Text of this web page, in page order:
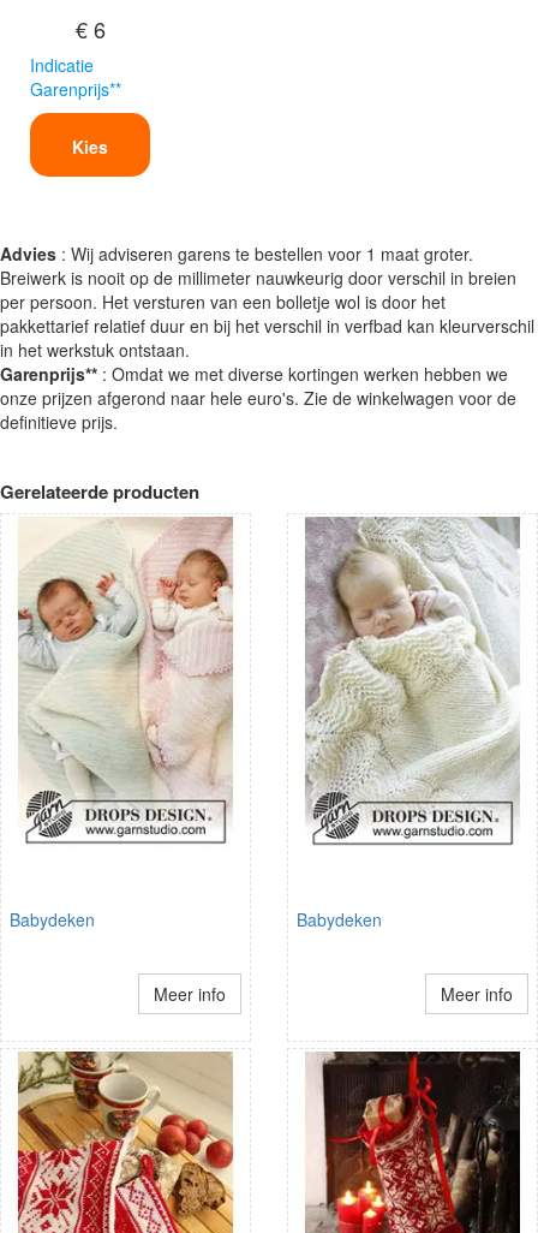
€ 6
Indicatie
Garenprijs**
Kies
Advies : Wij adviseren garens te bestellen voor 1 maat groter.
Breiwerk is nooit op de millimeter nauwkeurig door verschil in breien
per persoon. Het versturen van een bolletje wol is door het
pakkettarief relatief duur en bij het verschil in verfbad kan kleurverschil
in het werkstuk ontstaan.
Garenprijs** : Omdat we met diverse kortingen werken hebben we
onze prijzen afgerond naar hele euro's. Zie de winkelwagen voor de
definitieve prijs.
Gerelateerde producten
Babydeken
Meer info
Babydeken
Meer info